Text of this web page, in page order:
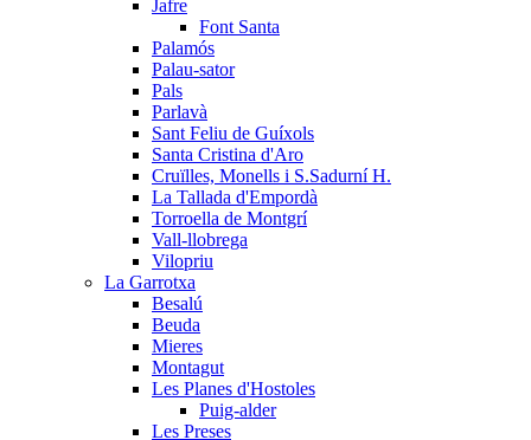
Jafre
Font Santa
Palamós
Palau-sator
Pals
Parlavà
Sant Feliu de Guíxols
Santa Cristina d'Aro
Cruïlles, Monells i S.Sadurní H.
La Tallada d'Empordà
Torroella de Montgrí
Vall-llobrega
Vilopriu
La Garrotxa
Besalú
Beuda
Mieres
Montagut
Les Planes d'Hostoles
Puig-alder
Les Preses